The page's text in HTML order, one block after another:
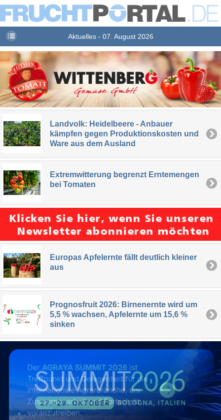
Aktuelles - 07. August 2026
Landvolk: Heidelbeere - Anbauer
kämpfen gegen Produktionskosten und
Ware aus dem Ausland
Extremwitterung begrenzt Erntemengen
bei Tomaten
Europas Apfelernte fällt deutlich kleiner
aus
Prognosfruit 2026: Birnenernte wird um
5,5 % wachsen, Apfelernte um 15,6 %
sinken